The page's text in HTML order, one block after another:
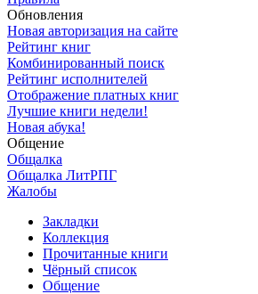
Обновления
Новая авторизация на сайте
Рейтинг книг
Комбинированный поиск
Рейтинг исполнителей
Отображение платных книг
Лучшие книги недели!
Новая абука!
Общение
Общалка
Общалка ЛитРПГ
Жалобы
Закладки
Коллекция
Прочитанные книги
Чёрный список
Общение